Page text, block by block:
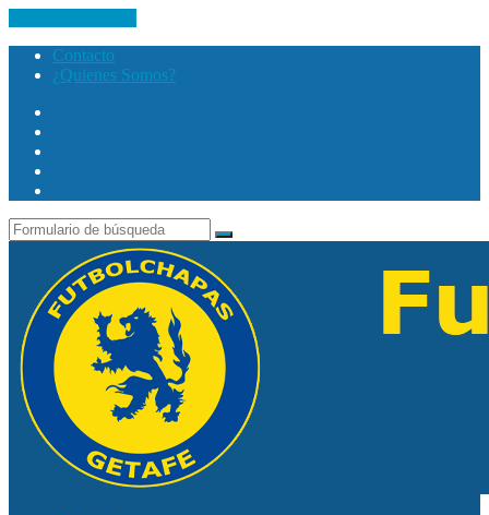
Contacto
¿Quienes Somos?
Buscar